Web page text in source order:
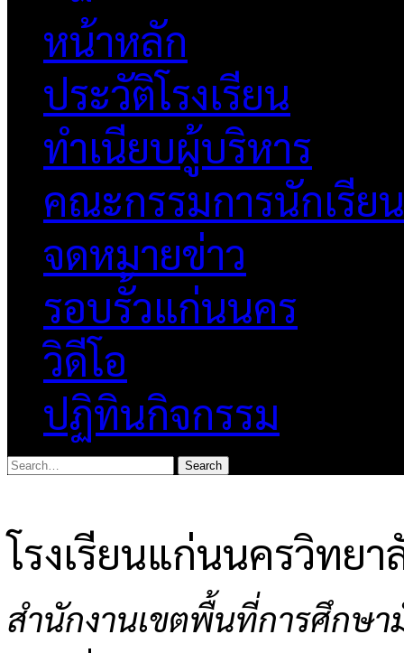
หน้าหลัก
ประวัติโรงเรียน
ทำเนียบผู้บริหาร
คณะกรรมการนักเรียน
จดหมายข่าว
รอบรั้วแก่นนคร
วิดีโอ
ปฏิทินกิจกรรม
โรงเรียนแก่นนครวิทยา
สำนักงานเขตพื้นที่การศึกษ